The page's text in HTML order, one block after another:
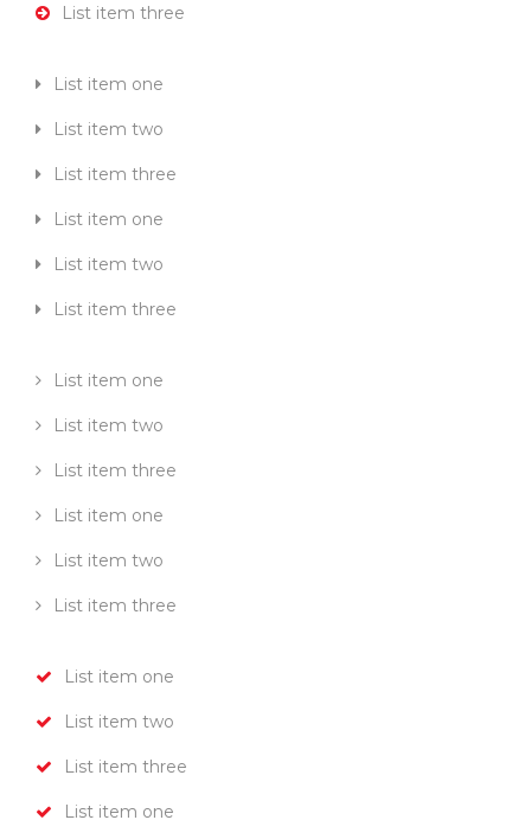
List item three
List item one
List item two
List item three
List item one
List item two
List item three
List item one
List item two
List item three
List item one
List item two
List item three
List item one
List item two
List item three
List item one